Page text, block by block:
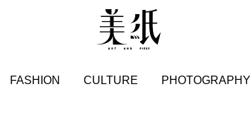
FASHION CULTURE PHOTOGRAPHY